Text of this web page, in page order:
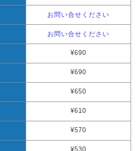
お問い合せください
お問い合せください
¥690
¥690
¥650
¥610
¥570
¥530